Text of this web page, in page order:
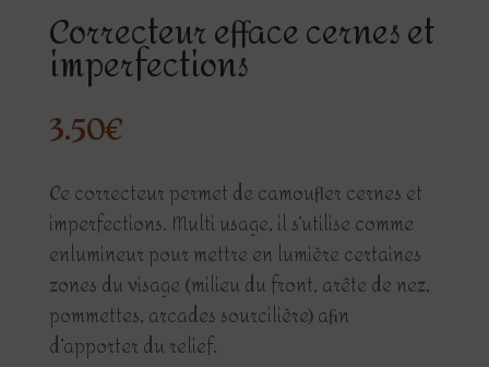
Correcteur efface cernes et
imperfections
3.50€
Ce correcteur permet de camoufler cernes et
imperfections. Multi usage, il s’utilise comme
enlumineur pour mettre en lumière certaines
zones du visage (milieu du front, arête de nez,
pommettes, arcades sourcilière) afin
d’apporter du relief.